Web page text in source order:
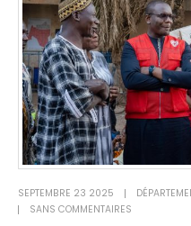
SEPTEMBRE 23 2025
SANS COMMENTAIRES